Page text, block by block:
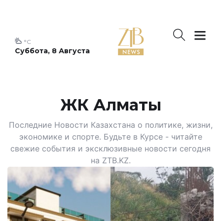
Суббота, 8 Августа
°C
ЖК Алматы
Последние Новости Казахстана о политике, жизни,
экономике и спорте. Будьте в Курсе - читайте
свежие события и эксклюзивные новости сегодня
на ZTB.KZ.